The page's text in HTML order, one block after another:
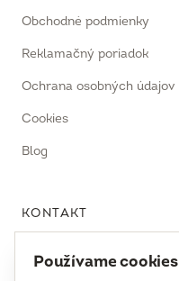
Obchodné podmienky
Reklamačný poriadok
Ochrana osobných údajov
Cookies
Blog
KONTAKT
Používame cookies